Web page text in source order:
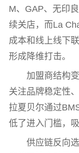
M、GAP、无印
续关店，而La
成本和线上线下
形成降维打击。
加盟商结构
关注品牌稳定性
拉夏贝尔通过
低了进入门槛，
供应链反向